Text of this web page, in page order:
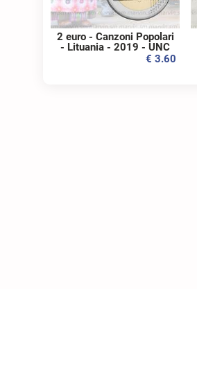
2 euro - Canzoni Popolari
- Lituania - 2019 - UNC
€ 3.60